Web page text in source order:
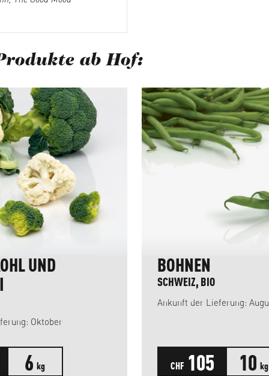
ab Hof:
UND
Ankunft der Lieferung: Oktober
6 kg
BOHNEN
SCHWEIZ, BIO
Ankunft der
CHF 105 10 kg